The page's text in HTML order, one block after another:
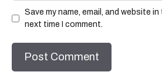
Save my name, email, and website
next time I comment.